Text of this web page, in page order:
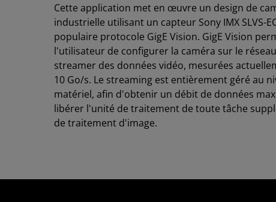
Cette application met en œuvre un design de
industrielle utilisant un capteur Sony IMX SLVS-
populaire protocole GigE Vision. GigE Vision
l'utilisateur de configurer la caméra sur le
streamer des données vidéo, mesurées
10 Go/s. Le streaming est entièrement géré au
matériel, afin d'obtenir un débit de données
libérer l'unité de traitement de toute tâche
de traitement d'image.